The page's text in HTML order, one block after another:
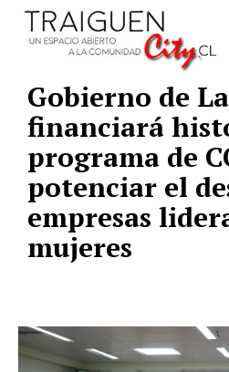
Gobierno de
financiará
programa de
potenciar el
empresas
mujeres